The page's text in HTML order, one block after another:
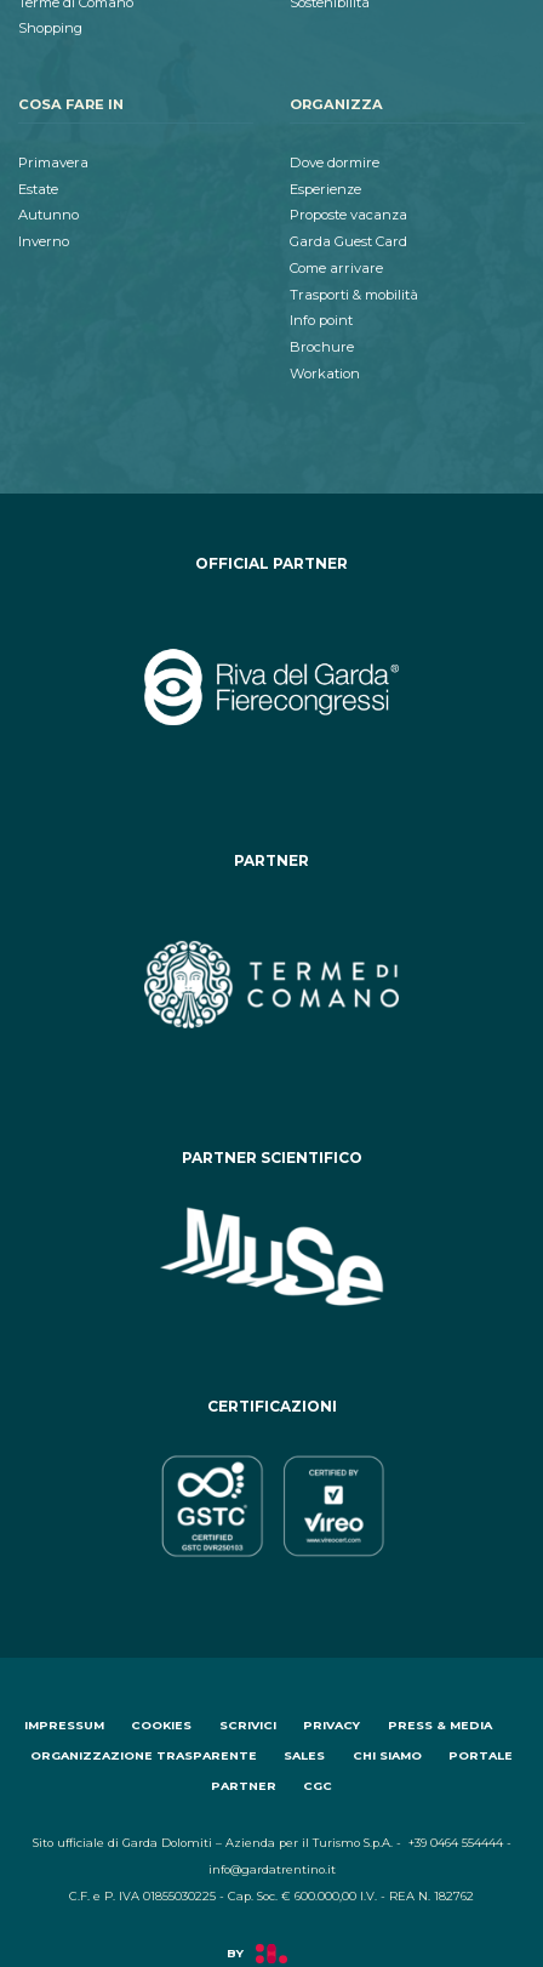
Shopping
COSA FARE IN
Primavera
Estate
Autunno
Inverno
ORGANIZZA
Dove dormire
Esperienze
Proposte vacanza
Garda Guest Card
Come arrivare
Trasporti & mobilità
Info point
Brochure
Workation
OFFICIAL PARTNER
PARTNER
PARTNER SCIENTIFICO
CERTIFICAZIONI
IMPRESSUM COOKIES SCRIVICI PRIVACY PRESS & MEDIA
ORGANIZZAZIONE TRASPARENTE SALES CHI SIAMO PORTALE
PARTNER CGC
Sito ufficiale di Garda Dolomiti – Azienda per il Turismo S.p.A. - +39 0464 554444 -
info@gardatrentino.it
C.F. e P. IVA 01855030225 - Cap. Soc. € 600.000,00 I.V. - REA N. 182762